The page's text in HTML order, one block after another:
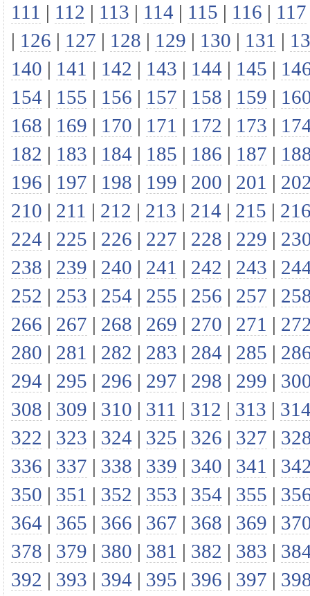
111 | 112 | 113 | 114 | 115 | 116 | 117
| 126 | 127 | 128 | 129 | 130 | 131 |
140 | 141 | 142 | 143 | 144 | 145 |
154 | 155 | 156 | 157 | 158 | 159 |
168 | 169 | 170 | 171 | 172 | 173 |
182 | 183 | 184 | 185 | 186 | 187 |
196 | 197 | 198 | 199 | 200 | 201 |
210 | 211 | 212 | 213 | 214 | 215 |
224 | 225 | 226 | 227 | 228 | 229 |
238 | 239 | 240 | 241 | 242 | 243 |
252 | 253 | 254 | 255 | 256 | 257 |
266 | 267 | 268 | 269 | 270 | 271 |
280 | 281 | 282 | 283 | 284 | 285 |
294 | 295 | 296 | 297 | 298 | 299 |
308 | 309 | 310 | 311 | 312 | 313 |
322 | 323 | 324 | 325 | 326 | 327 |
336 | 337 | 338 | 339 | 340 | 341 |
350 | 351 | 352 | 353 | 354 | 355 |
364 | 365 | 366 | 367 | 368 | 369 |
378 | 379 | 380 | 381 | 382 | 383 |
392 | 393 | 394 | 395 | 396 | 397 |